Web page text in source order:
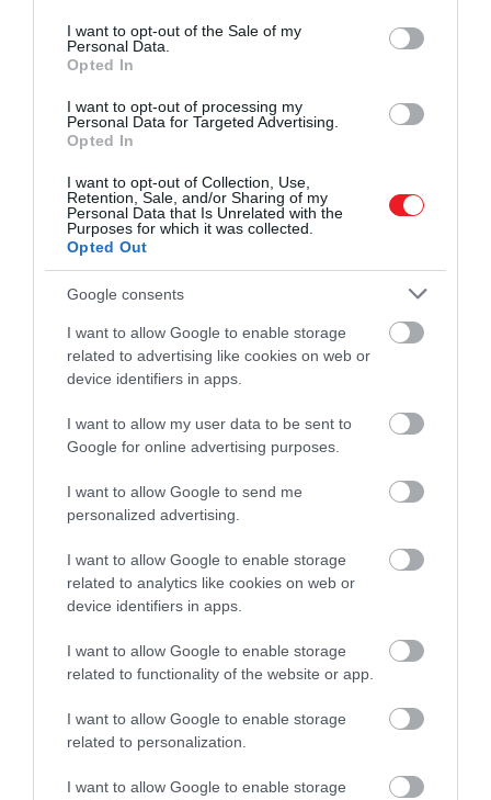
consent section.
I want to opt-out of the Sale of my
Personal Data.
Opted In
I want to opt-out of processing my
Personal Data for Targeted Advertising.
Opted In
I want to opt-out of Collection, Use,
Retention, Sale, and/or Sharing of my
Personal Data that Is Unrelated with the
Purposes for which it was collected.
Opted Out
Google consents
I want to allow Google to enable storage
related to advertising like cookies on web or
device identifiers in apps.
I want to allow my user data to be sent to
Google for online advertising purposes.
I want to allow Google to send me
personalized advertising.
I want to allow Google to enable storage
related to analytics like cookies on web or
device identifiers in apps.
I want to allow Google to enable storage
related to functionality of the website or app.
I want to allow Google to enable storage
related to personalization.
I want to allow Google to enable storage
félelmeket természetesen a legtöbb,
szakmailag komolyan vehető szakértő